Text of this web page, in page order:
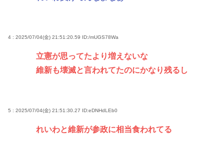
4 : 2025/07/04(金) 21:51:20.59 ID:/mUGS78Wa
立憲が思ってたより増えないな
維新も壊滅と言われてたのにかなり残るし
5 : 2025/07/04(金) 21:51:30.27 ID:eDNHdLEb0
れいわと維新が参政に相当食われてる